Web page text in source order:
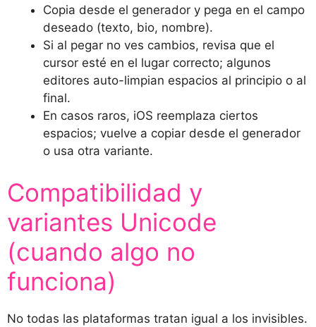
Copia desde el generador y pega en el campo
deseado (texto, bio, nombre).
Si al pegar no ves cambios, revisa que el
cursor esté en el lugar correcto; algunos
editores auto-limpian espacios al principio o al
final.
En casos raros, iOS reemplaza ciertos
espacios; vuelve a copiar desde el generador
o usa otra variante.
Compatibilidad y
variantes Unicode
(cuando algo no
funciona)
No todas las plataformas tratan igual a los invisibles.